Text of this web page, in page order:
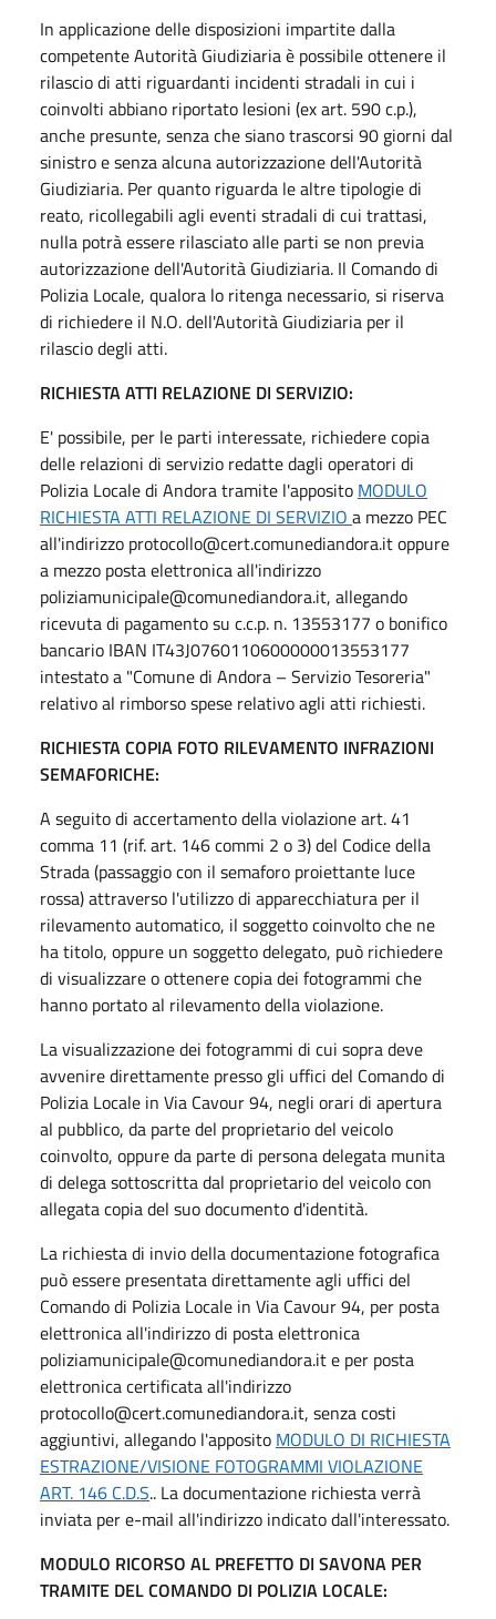
In applicazione delle disposizioni impartite dalla
competente Autorità Giudiziaria è possibile ottenere il
rilascio di atti riguardanti incidenti stradali in cui i
coinvolti abbiano riportato lesioni (ex art. 590 c.p.),
anche presunte, senza che siano trascorsi 90 giorni dal
sinistro e senza alcuna autorizzazione dell'Autorità
Giudiziaria. Per quanto riguarda le altre tipologie di
reato, ricollegabili agli eventi stradali di cui trattasi,
nulla potrà essere rilasciato alle parti se non previa
autorizzazione dell'Autorità Giudiziaria. Il Comando di
Polizia Locale, qualora lo ritenga necessario, si riserva
di richiedere il N.O. dell'Autorità Giudiziaria per il
rilascio degli atti.
RICHIESTA ATTI RELAZIONE DI SERVIZIO:
E' possibile, per le parti interessate, richiedere copia
delle relazioni di servizio redatte dagli operatori di
Polizia Locale di Andora tramite l'apposito MODULO
RICHIESTA ATTI RELAZIONE DI SERVIZIO a mezzo PEC
all'indirizzo protocollo@cert.comunediandora.it oppure
a mezzo posta elettronica all'indirizzo
poliziamunicipale@comunediandora.it, allegando
ricevuta di pagamento su c.c.p. n. 13553177 o bonifico
bancario IBAN IT43J0760110600000013553177
intestato a "Comune di Andora – Servizio Tesoreria"
relativo al rimborso spese relativo agli atti richiesti.
RICHIESTA COPIA FOTO RILEVAMENTO INFRAZIONI
SEMAFORICHE:
A seguito di accertamento della violazione art. 41
comma 11 (rif. art. 146 commi 2 o 3) del Codice della
Strada (passaggio con il semaforo proiettante luce
rossa) attraverso l'utilizzo di apparecchiatura per il
rilevamento automatico, il soggetto coinvolto che ne
ha titolo, oppure un soggetto delegato, può richiedere
di visualizzare o ottenere copia dei fotogrammi che
hanno portato al rilevamento della violazione.
La visualizzazione dei fotogrammi di cui sopra deve
avvenire direttamente presso gli uffici del Comando di
Polizia Locale in Via Cavour 94, negli orari di apertura
al pubblico, da parte del proprietario del veicolo
coinvolto, oppure da parte di persona delegata munita
di delega sottoscritta dal proprietario del veicolo con
allegata copia del suo documento d'identità.
La richiesta di invio della documentazione fotografica
può essere presentata direttamente agli uffici del
Comando di Polizia Locale in Via Cavour 94, per posta
elettronica all'indirizzo di posta elettronica
poliziamunicipale@comunediandora.it e per posta
elettronica certificata all'indirizzo
protocollo@cert.comunediandora.it, senza costi
aggiuntivi, allegando l'apposito MODULO DI RICHIESTA
ESTRAZIONE/VISIONE FOTOGRAMMI VIOLAZIONE
ART. 146 C.D.S.. La documentazione richiesta verrà
inviata per e-mail all'indirizzo indicato dall'interessato.
MODULO RICORSO AL PREFETTO DI SAVONA PER
TRAMITE DEL COMANDO DI POLIZIA LOCALE: